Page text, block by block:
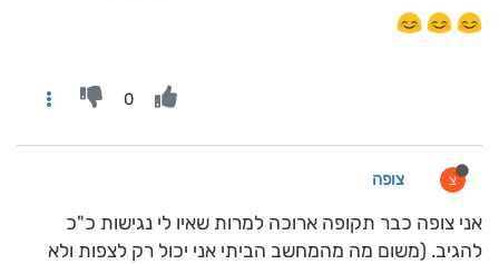
0
צ צופה
אני צופה כבר תקופה ארוכה למרות שאיו לי נגישות כ"כ
להגיב. (משום מה מהמחשב הביתי אני יכול רק לצפות ולא